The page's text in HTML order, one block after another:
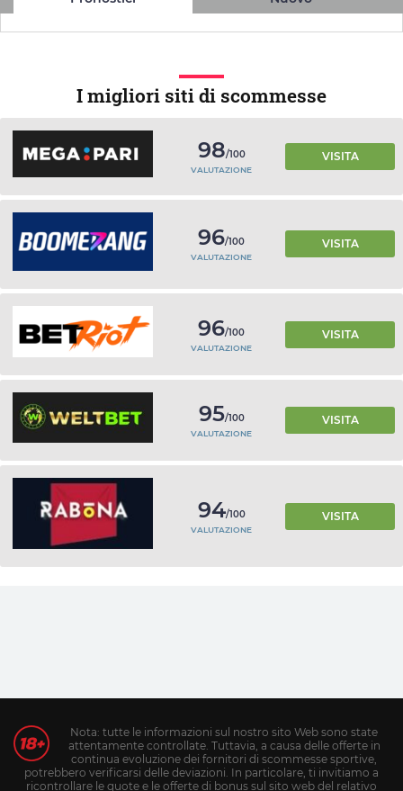
I migliori siti di scommesse
98/100
VALUTAZIONE
VISITA
96/100
VALUTAZIONE
VISITA
96/100
VALUTAZIONE
VISITA
95/100
VALUTAZIONE
VISITA
94/100
VALUTAZIONE
VISITA
Nota: tutte le informazioni sul nostro sito Web sono state
attentamente controllate. Tuttavia, a causa delle offerte in
continua evoluzione dei fornitori di scommesse sportive,
potrebbero verificarsi delle deviazioni. In particolare, ti invitiamo a
ricontrollare le quote e le offerte di bonus sul sito web del relativo